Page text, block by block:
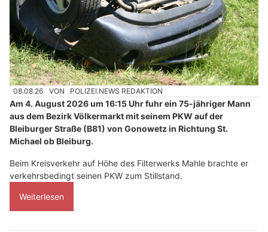
08.08.26 VON POLIZEI.NEWS REDAKTION
Am 4. August 2026 um 16:15 Uhr fuhr ein 75-jähriger Mann
aus dem Bezirk Völkermarkt mit seinem PKW auf der
Bleiburger Straße (B81) von Gonowetz in Richtung St.
Michael ob Bleiburg.
Beim Kreisverkehr auf Höhe des Filterwerks Mahle brachte er
verkehrsbedingt seinen PKW zum Stillstand.
Weiterlesen